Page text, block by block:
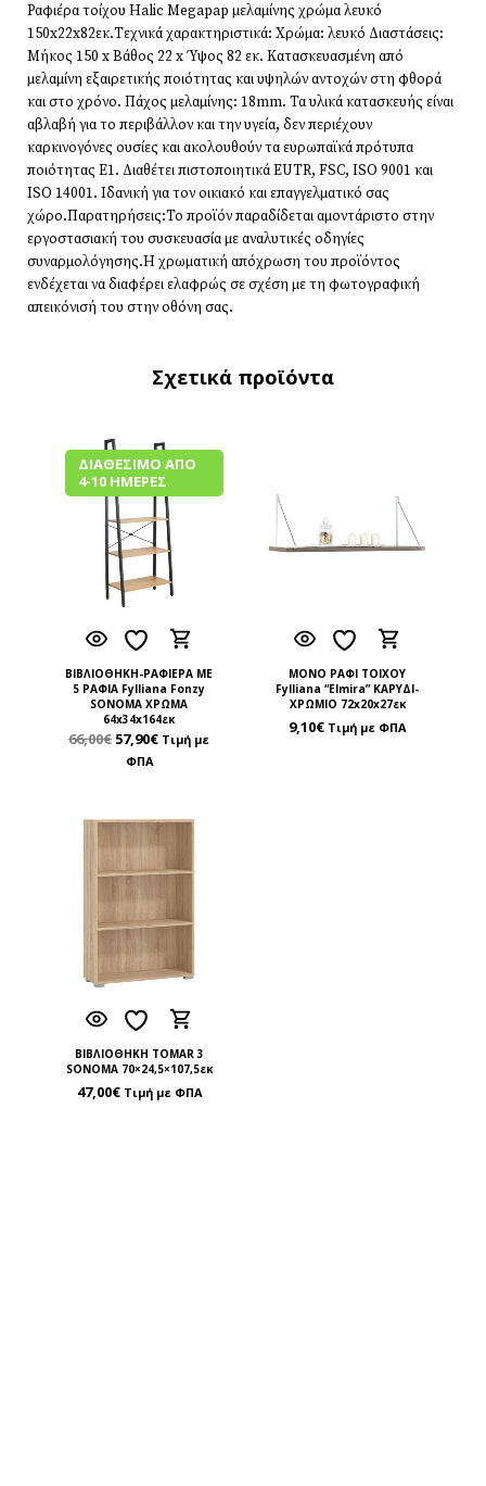
Ραφιέρα τοίχου Halic Megapap μελαμίνης χρώμα λευκό
150x22x82εκ.Τεχνικά χαρακτηριστικά: Χρώμα: λευκό Διαστάσεις:
Μήκος 150 x Βάθος 22 x Ύψος 82 εκ. Κατασκευασμένη από
μελαμίνη εξαιρετικής ποιότητας και υψηλών αντοχών στη φθορά
και στο χρόνο. Πάχος μελαμίνης: 18mm. Τα υλικά κατασκευής είναι
αβλαβή για το περιβάλλον και την υγεία, δεν περιέχουν
καρκινογόνες ουσίες και ακολουθούν τα ευρωπαϊκά πρότυπα
ποιότητας Ε1. Διαθέτει πιστοποιητικά EUTR, FSC, ISO 9001 και
ISO 14001. Ιδανική για τον οικιακό και επαγγελματικό σας
χώρο.Παρατηρήσεις:Το προϊόν παραδίδεται αμοντάριστο στην
εργοστασιακή του συσκευασία με αναλυτικές οδηγίες
συναρμολόγησης.Η χρωματική απόχρωση του προϊόντος
ενδέχεται να διαφέρει ελαφρώς σε σχέση με τη φωτογραφική
απεικόνισή του στην οθόνη σας.
Σχετικά προϊόντα
ΔΙΑΘΈΣΙΜΟ ΑΠΌ
4-10 ΗΜΈΡΕΣ
ΒΙΒΛΙΟΘΗΚΗ-ΡΑΦΙΕΡΑ ΜΕ
5 ΡΑΦΙΑ Fylliana Fonzy
SONOMA ΧΡΩΜΑ
64x34x164εκ
66,00€ 57,90€ Τιμή με
ΦΠΑ
ΜΟΝΟ ΡΑΦΙ ΤΟΙΧΟΥ
Fylliana “Elmira” ΚΑΡΥΔΙ-
ΧΡΩΜΙΟ 72x20x27εκ
9,10€ Τιμή με ΦΠΑ
ΒΙΒΛΙΟΘΗΚΗ TOMAR 3
SONOMA 70×24,5×107,5εκ
47,00€ Τιμή με ΦΠΑ